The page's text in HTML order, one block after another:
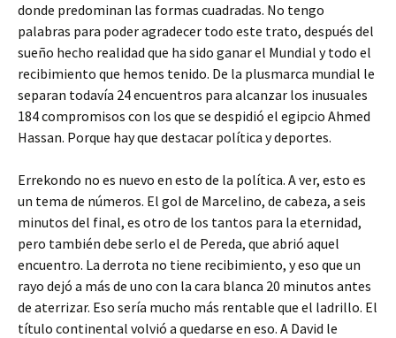
donde predominan las formas cuadradas. No tengo
palabras para poder agradecer todo este trato, después del
sueño hecho realidad que ha sido ganar el Mundial y todo el
recibimiento que hemos tenido. De la plusmarca mundial le
separan todavía 24 encuentros para alcanzar los inusuales
184 compromisos con los que se despidió el egipcio Ahmed
Hassan. Porque hay que destacar política y deportes.
Errekondo no es nuevo en esto de la política. A ver, esto es
un tema de números. El gol de Marcelino, de cabeza, a seis
minutos del final, es otro de los tantos para la eternidad,
pero también debe serlo el de Pereda, que abrió aquel
encuentro. La derrota no tiene recibimiento, y eso que un
rayo dejó a más de uno con la cara blanca 20 minutos antes
de aterrizar. Eso sería mucho más rentable que el ladrillo. El
título continental volvió a quedarse en eso. A David le